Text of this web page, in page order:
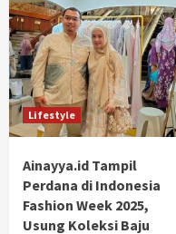
Lifestyle
Ainayya.id Tampil
Perdana di Indonesia
Fashion Week 2025,
Usung Koleksi Baju